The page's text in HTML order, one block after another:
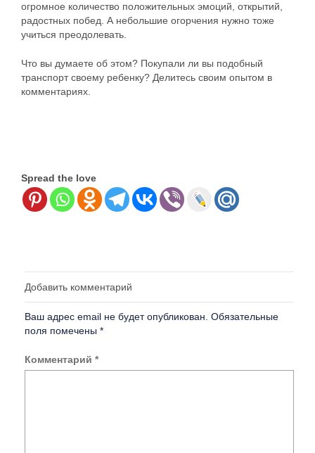
огромное количество положительных эмоций, открытий,
радостных побед. А небольшие огорчения нужно тоже
учиться преодолевать.
Что вы думаете об этом? Покупали ли вы подобный
транспорт своему ребенку? Делитесь своим опытом в
комментариях.
Spread the love
Добавить комментарий
Ваш адрес email не будет опубликован. Обязательные
поля помечены *
Комментарий *